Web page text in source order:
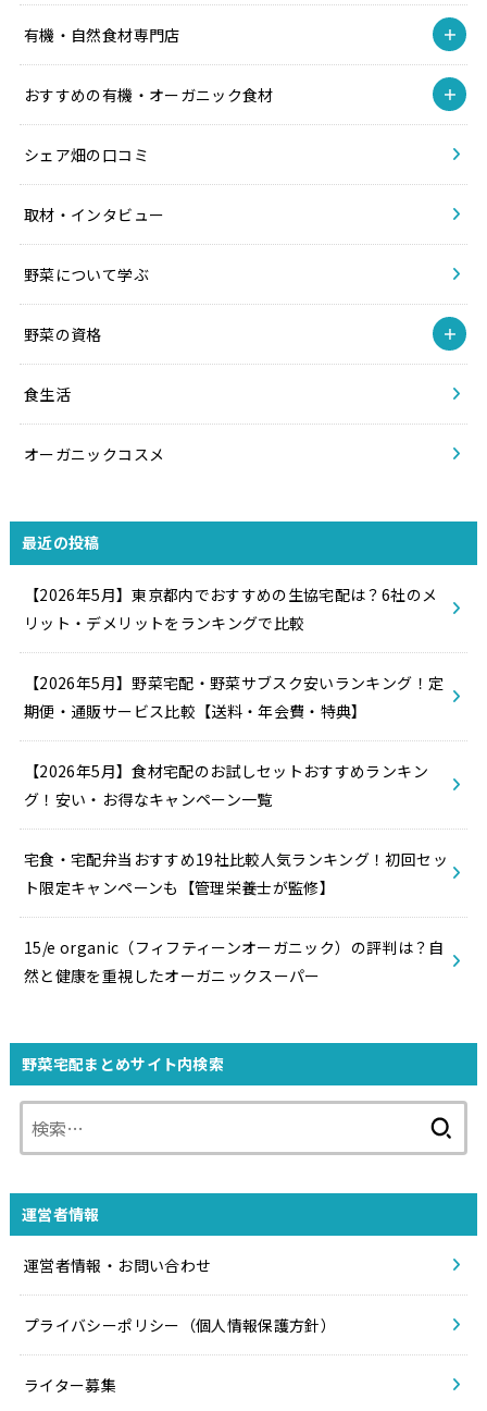
有機・自然食材専門店
おすすめの有機・オーガニック食材
シェア畑の口コミ
取材・インタビュー
野菜について学ぶ
野菜の資格
食生活
オーガニックコスメ
最近の投稿
【2026年5月】東京都内でおすすめの生協宅配は？6社のメ
リット・デメリットをランキングで比較
【2026年5月】野菜宅配・野菜サブスク安いランキング！定
期便・通販サービス比較【送料・年会費・特典】
【2026年5月】食材宅配のお試しセットおすすめランキン
グ！安い・お得なキャンペーン一覧
宅食・宅配弁当おすすめ19社比較人気ランキング！初回セッ
ト限定キャンペーンも【管理栄養士が監修】
15/e organic（フィフティーンオーガニック）の評判は？自
然と健康を重視したオーガニックスーパー
野菜宅配まとめサイト内検索
運営者情報
運営者情報・お問い合わせ
プライバシーポリシー（個人情報保護方針）
ライター募集